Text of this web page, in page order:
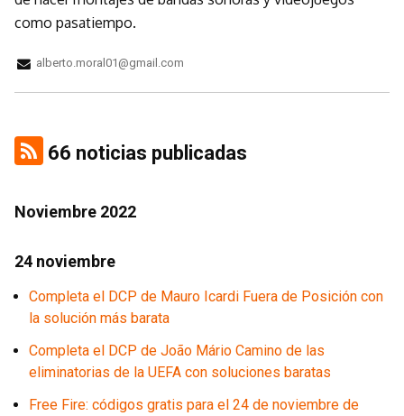
como pasatiempo.
alberto.moral01@gmail.com
66 noticias publicadas
Noviembre 2022
24 noviembre
Completa el DCP de Mauro Icardi Fuera de Posición con
la solución más barata
Completa el DCP de João Mário Camino de las
eliminatorias de la UEFA con soluciones baratas
Free Fire: códigos gratis para el 24 de noviembre de